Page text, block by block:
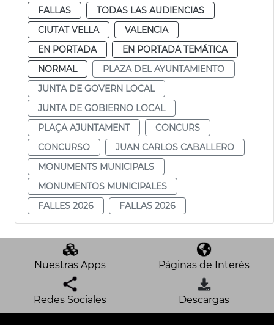
FALLAS
TODAS LAS AUDIENCIAS
CIUTAT VELLA
VALENCIA
EN PORTADA
EN PORTADA TEMÁTICA
NORMAL
PLAZA DEL AYUNTAMIENTO
JUNTA DE GOVERN LOCAL
JUNTA DE GOBIERNO LOCAL
PLAÇA AJUNTAMENT
CONCURS
CONCURSO
JUAN CARLOS CABALLERO
MONUMENTS MUNICIPALS
MONUMENTOS MUNICIPALES
FALLES 2026
FALLAS 2026
Nuestras Apps Páginas de Interés
Redes Sociales Descargas